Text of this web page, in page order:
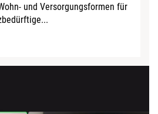
und Versorgungsformen für